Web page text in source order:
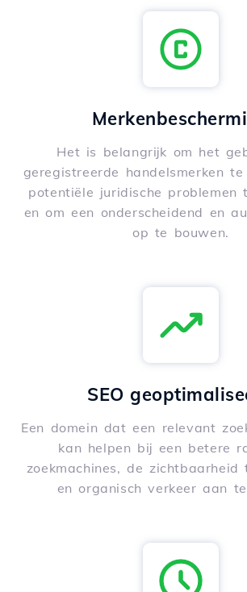
Het is belangrijk om het
geregistreerde handelsmerken
potentiële juridische problemen
en om een onderscheidend en
op te bouwen.
SEO
Een domein dat een relevant
kan helpen bij een betere
zoekmachines, de zichtbaarheid
en organisch verkeer aan